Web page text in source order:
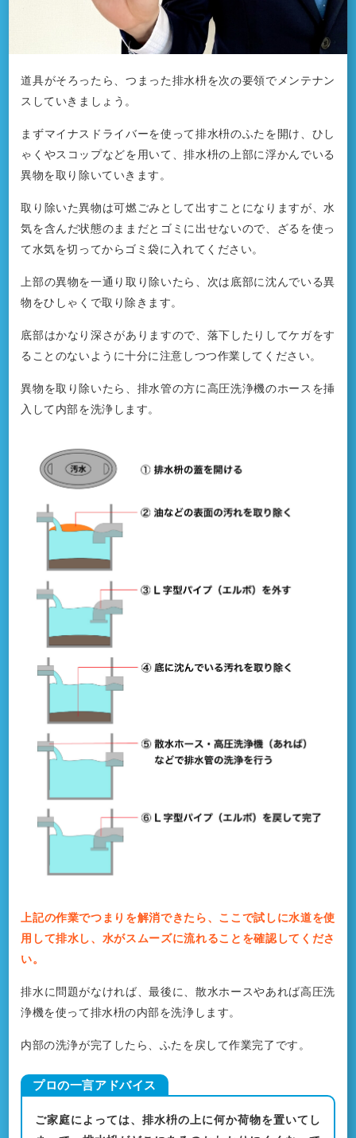
道具がそろったら、つまった排水枡を次の要領でメンテナン
スしていきましょう。
まずマイナスドライバーを使って排水枡のふたを開け、ひし
ゃくやスコップなどを用いて、排水枡の上部に浮かんでいる
異物を取り除いていきます。
取り除いた異物は可燃ごみとして出すことになりますが、水
気を含んだ状態のままだとゴミに出せないので、ざるを使っ
て水気を切ってからゴミ袋に入れてください。
上部の異物を一通り取り除いたら、次は底部に沈んでいる異
物をひしゃくで取り除きます。
底部はかなり深さがありますので、落下したりしてケガをす
ることのないように十分に注意しつつ作業してください。
異物を取り除いたら、排水管の方に高圧洗浄機のホースを挿
入して内部を洗浄します。
上記の作業でつまりを解消できたら、ここで試しに水道を使
用して排水し、水がスムーズに流れることを確認してくださ
い。
排水に問題がなければ、最後に、散水ホースやあれば高圧洗
浄機を使って排水枡の内部を洗浄します。
内部の洗浄が完了したら、ふたを戻して作業完了です。
ご家庭によっては、排水枡の上に何か荷物を置いてし